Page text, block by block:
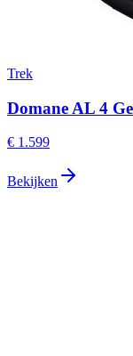
Trek
Domane AL 4
€ 1.599
Bekijken